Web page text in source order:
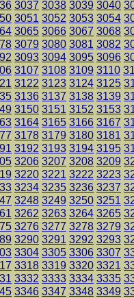
3037 3038 3039 3040
3051 3052 3053 3054
3065 3066 3067 3068
3079 3080 3081 3082
3093 3094 3095 3096
3107 3108 3109 3110
3122 3123 3124 3125
3136 3137 3138 3139
3150 3151 3152 3153
3164 3165 3166 3167
3178 3179 3180 3181
3192 3193 3194 3195
3206 3207 3208 3209
3220 3221 3222 3223
3234 3235 3236 3237
3248 3249 3250 3251
3262 3263 3264 3265
3276 3277 3278 3279
3290 3291 3292 3293
3304 3305 3306 3307
3318 3319 3320 3321
3332 3333 3334 3335
3346 3347 3348 3349